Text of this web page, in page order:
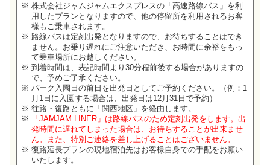
株式会社ジャムジャムエクスプレスの「高速路線バス」を利
用したプランとなりますので、他の停留所を利用されるお客
様もご乗車されます。
路線バスは定刻出発となりますので、お待ちすることはでき
ません。お乗り遅れにご注意いただき、お時間に余裕をもっ
て乗車場所にお越しください。
到着時間は、表記時間より30分程前後する場合がありますの
で、予めご了承ください。
パーク入園日の前日を出発日としてご予約ください。（例：1
月1日に入園する場合は、出発日は12月31日で予約）
往路・復路ともに「関西地区」を経由します。
「JAMJAM LINER」は路線バスのため定刻出発をします。出
発時間に遅れてしまった場合は、お待ちすることが出来ませ
ん。また、特別ご連絡を差し上げることはございません。
復路延長プランの現地宿泊先はお客様自身での手配をお願い
いたします。